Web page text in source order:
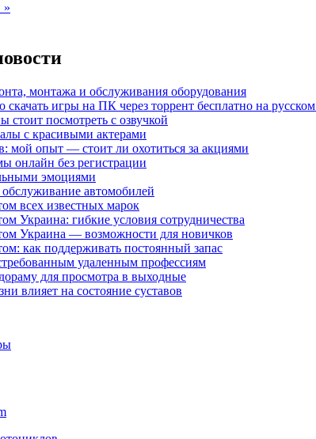
монтажа и обслуживания оборудования
скачать игры на ПК через торрент бесплатно на
стоит посмотреть с озвучкой
с красивыми актерами
мой опыт — стоит ли охотиться за акциями
онлайн без регистрации
эмоциями
автомобилей
всех известных марок
Украина: гибкие условия сотрудничества
Украина — возможности для новичков
как поддерживать постоянный запас
удаленным профессиям
для просмотра в выходные
влияет на состояние суставов